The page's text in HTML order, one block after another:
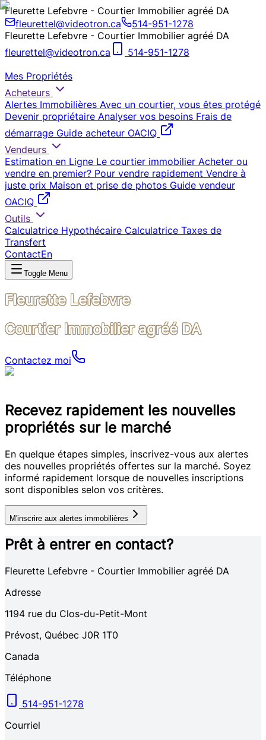
Fleurette Lefebvre - Courtier Immobilier agréé DA
fleurettel@videotron.ca
514-951-1278
Fleurette Lefebvre - Courtier Immobilier agréé DA
fleurettel@videotron.ca
514-951-1278
Mes Propriétés
Acheteurs
Alertes Immobilières Avec un courtier, vous êtes protégé
Devenir propriétaire Analyser vos besoins Frais de
démarrage Guide acheteur OACIQ
Vendeurs
Estimation en Ligne Le courtier immobilier Acheter ou
vendre en premier? Pour vendre rapidement Vendre à
juste prix Maison et prise de photos Guide vendeur
OACIQ
Outils
Calculatrice Hypothécaire Calculatrice Taxes de
Transfert
ContactEn
Toggle Menu
Fleurette Lefebvre
Courtier Immobilier agréé DA
Contactez moi
Recevez rapidement les nouvelles
propriétés sur le marché
En quelque étapes simples, inscrivez-vous aux alertes
des nouvelles propriétés offertes sur la marché. Soyez
informé rapidement lorsque de nouvelles inscriptions
sont disponibles selon vos critères.
M'inscrire aux alertes immobilières
Prêt à entrer en contact?
Fleurette Lefebvre - Courtier Immobilier agréé DA
Adresse
1194 rue du Clos-du-Petit-Mont
Prévost, Québec J0R 1T0
Canada
Téléphone
514-951-1278
Courriel